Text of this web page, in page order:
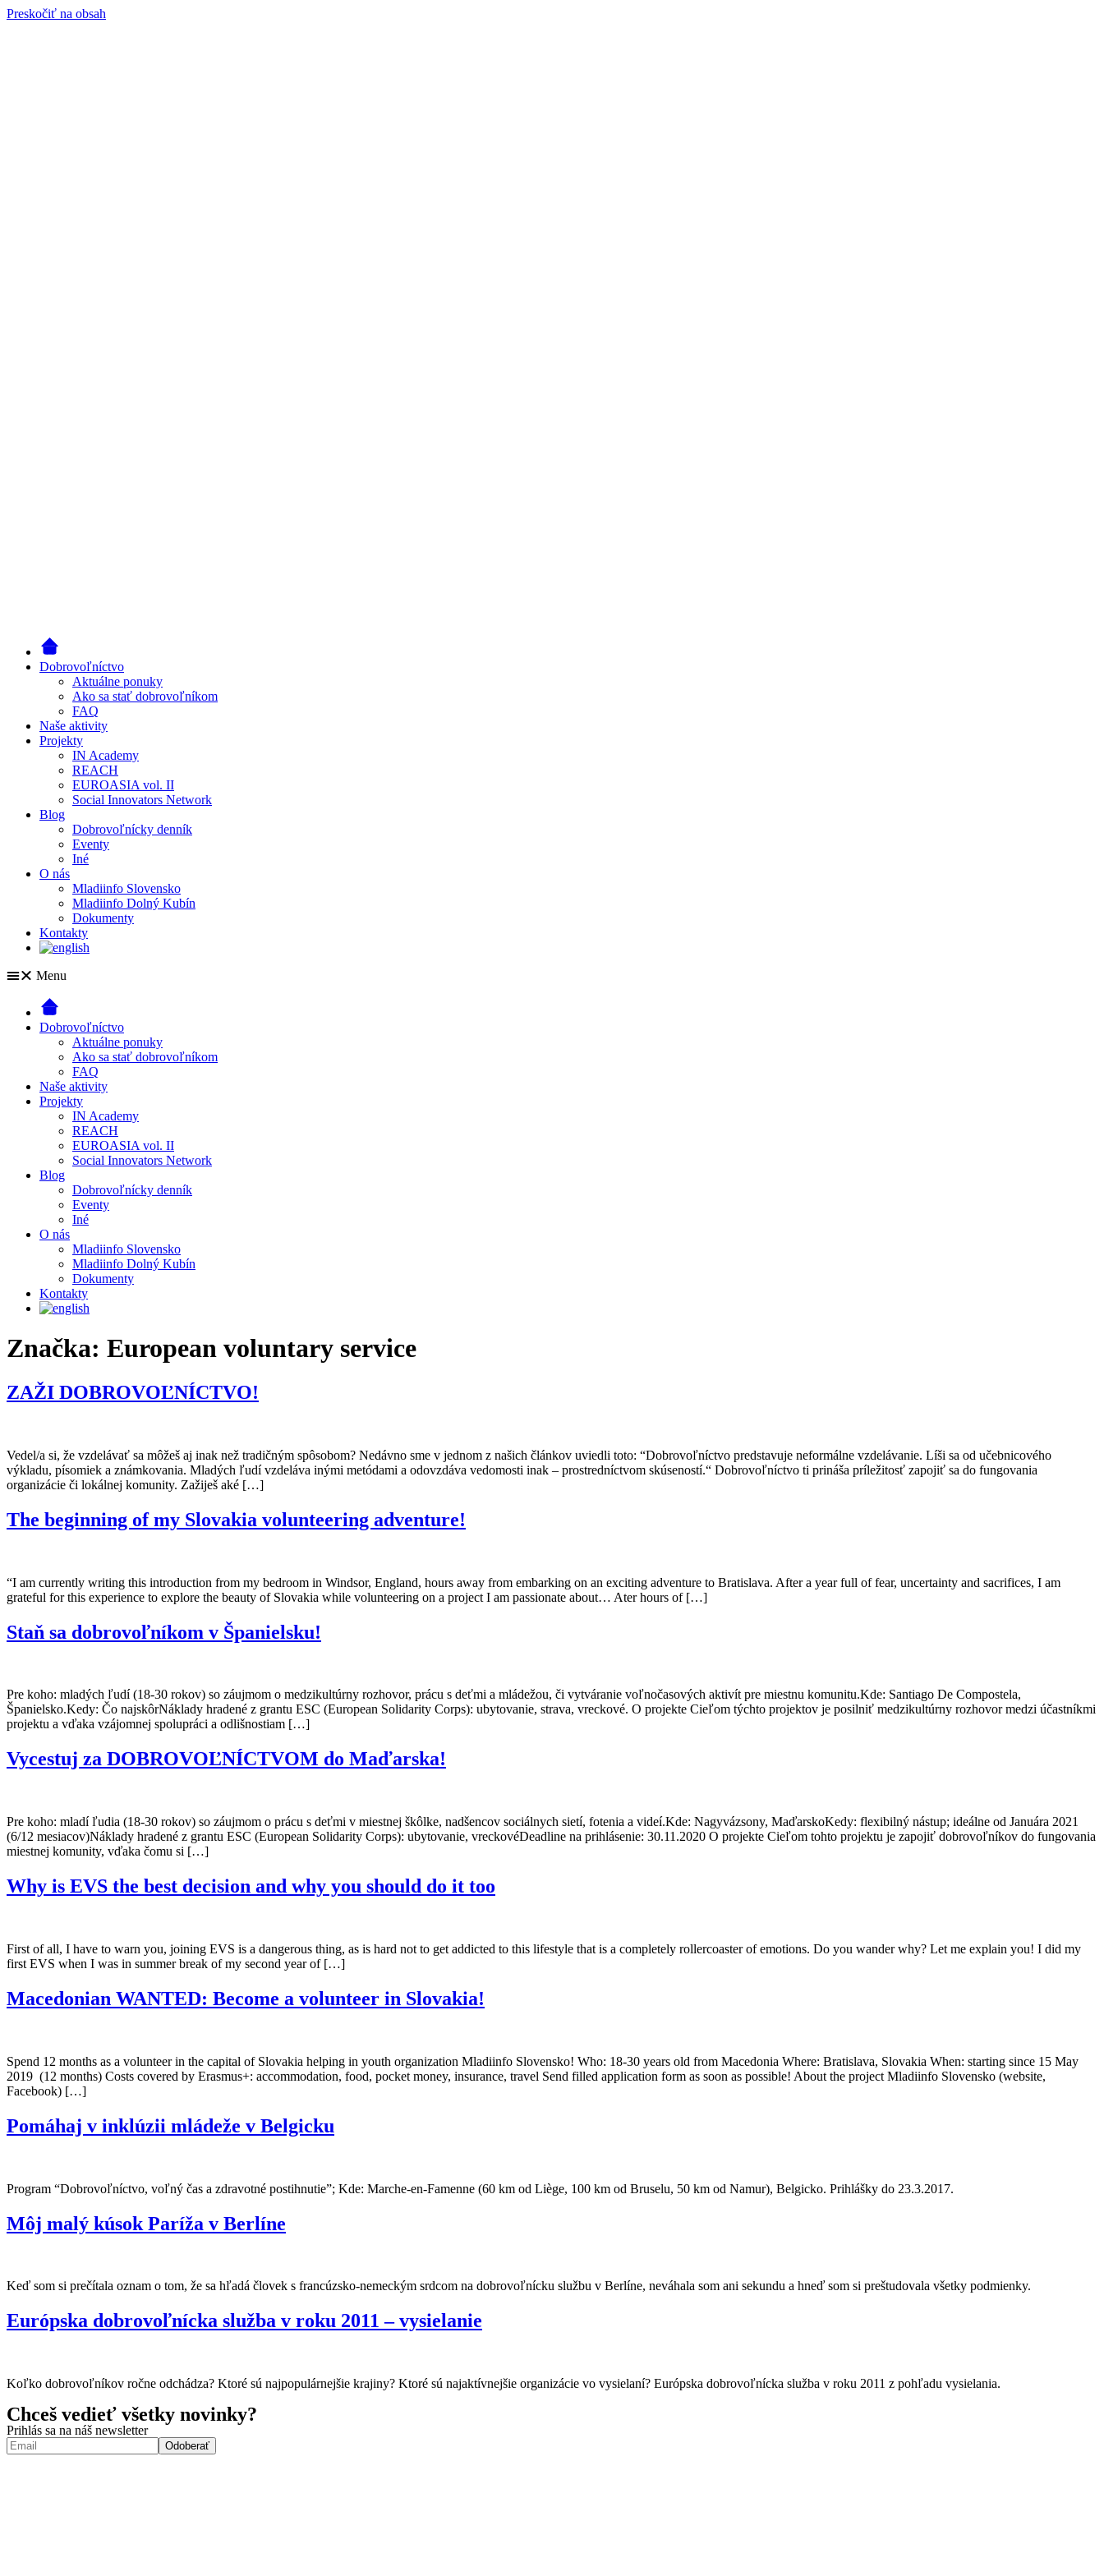
Preskočiť na obsah
Dobrovoľníctvo
Aktuálne ponuky
Ako sa stať dobrovoľníkom
FAQ
Naše aktivity
Projekty
IN Academy
REACH
EUROASIA vol. II
Social Innovators Network
Blog
Dobrovoľnícky denník
Eventy
Iné
O nás
Mladiinfo Slovensko
Mladiinfo Dolný Kubín
Dokumenty
Kontakty
Menu
Dobrovoľníctvo
Aktuálne ponuky
Ako sa stať dobrovoľníkom
FAQ
Naše aktivity
Projekty
IN Academy
REACH
EUROASIA vol. II
Social Innovators Network
Blog
Dobrovoľnícky denník
Eventy
Iné
O nás
Mladiinfo Slovensko
Mladiinfo Dolný Kubín
Dokumenty
Kontakty
Značka: European voluntary service
ZAŽI DOBROVOĽNÍCTVO!
Vedel/a si, že vzdelávať sa môžeš aj inak než tradičným spôsobom? Nedávno sme v jednom z našich článkov uviedli toto: “Dobrovoľníctvo predstavuje neformálne vzdelávanie. Líši sa od učebnicového
výkladu, písomiek a známkovania. Mladých ľudí vzdeláva inými metódami a odovzdáva vedomosti inak – prostredníctvom skúseností.“ Dobrovoľníctvo ti prináša príležitosť zapojiť sa do fungovania
organizácie či lokálnej komunity. Zažiješ aké […]
The beginning of my Slovakia volunteering adventure!
“I am currently writing this introduction from my bedroom in Windsor, England, hours away from embarking on an exciting adventure to Bratislava. After a year full of fear, uncertainty and sacrifices, I am
grateful for this experience to explore the beauty of Slovakia while volunteering on a project I am passionate about… Ater hours of […]
Staň sa dobrovoľníkom v Španielsku!
Pre koho: mladých ľudí (18-30 rokov) so záujmom o medzikultúrny rozhovor, prácu s deťmi a mládežou, či vytváranie voľnočasových aktivít pre miestnu komunitu.Kde: Santiago De Compostela,
Španielsko.Kedy: Čo najskôrNáklady hradené z grantu ESC (European Solidarity Corps): ubytovanie, strava, vreckové. O projekte Cieľom týchto projektov je posilniť medzikultúrny rozhovor medzi účastníkmi
projektu a vďaka vzájomnej spolupráci a odlišnostiam […]
Vycestuj za DOBROVOĽNÍCTVOM do Maďarska!
Pre koho: mladí ľudia (18-30 rokov) so záujmom o prácu s deťmi v miestnej škôlke, nadšencov sociálnych sietí, fotenia a videí.Kde: Nagyvázsony, MaďarskoKedy: flexibilný nástup; ideálne od Januára 2021
(6/12 mesiacov)Náklady hradené z grantu ESC (European Solidarity Corps): ubytovanie, vreckovéDeadline na prihlásenie: 30.11.2020 O projekte Cieľom tohto projektu je zapojiť dobrovoľníkov do fungovania
miestnej komunity, vďaka čomu si […]
Why is EVS the best decision and why you should do it too
First of all, I have to warn you, joining EVS is a dangerous thing, as is hard not to get addicted to this lifestyle that is a completely rollercoaster of emotions. Do you wander why? Let me explain you! I did my
first EVS when I was in summer break of my second year of […]
Macedonian WANTED: Become a volunteer in Slovakia!
Spend 12 months as a volunteer in the capital of Slovakia helping in youth organization Mladiinfo Slovensko! Who: 18-30 years old from Macedonia Where: Bratislava, Slovakia When: starting since 15 May
2019 (12 months) Costs covered by Erasmus+: accommodation, food, pocket money, insurance, travel Send filled application form as soon as possible! About the project Mladiinfo Slovensko (website,
Facebook) […]
Pomáhaj v inklúzii mládeže v Belgicku
Program “Dobrovoľníctvo, voľný čas a zdravotné postihnutie”; Kde: Marche-en-Famenne (60 km od Liège, 100 km od Bruselu, 50 km od Namur), Belgicko. Prihlášky do 23.3.2017.
Môj malý kúsok Paríža v Berlíne
Keď som si prečítala oznam o tom, že sa hľadá človek s francúzsko-nemeckým srdcom na dobrovoľnícku službu v Berlíne, neváhala som ani sekundu a hneď som si preštudovala všetky podmienky.
Európska dobrovoľnícka služba v roku 2011 – vysielanie
Koľko dobrovoľníkov ročne odchádza? Ktoré sú najpopulárnejšie krajiny? Ktoré sú najaktívnejšie organizácie vo vysielaní? Európska dobrovoľnícka služba v roku 2011 z pohľadu vysielania.
Chceš vedieť všetky novinky?
Prihlás sa na náš newsletter